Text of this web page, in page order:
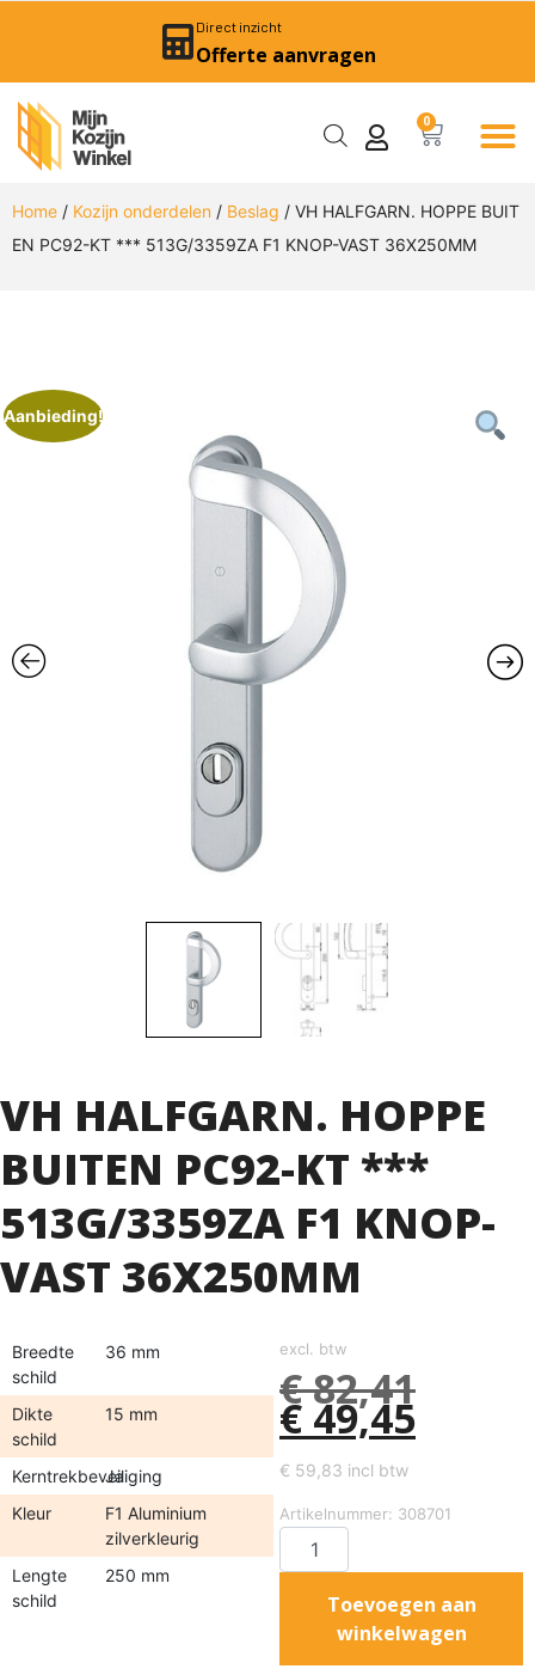
Direct inzicht
Offerte aanvragen
0
Home / Kozijn onderdelen / Beslag / VH HALFGARN. HOPPE BUIT
EN PC92-KT *** 513G/3359ZA F1 KNOP-VAST 36X250MM
Aanbieding!
VH HALFGARN. HOPPE
BUITEN PC92-KT ***
513G/3359ZA F1 KNOP-
VAST 36X250MM
Breedte
schild
36 mm
Dikte
schild
15 mm
Kerntrekbeveiliging
Ja
Kleur
F1 Aluminium
zilverkleurig
Lengte
schild
250 mm
excl. btw
€82,41
€ 49,45
€ 59,83 incl btw
Artikelnummer: 308701
Toevoegen aan
winkelwagen